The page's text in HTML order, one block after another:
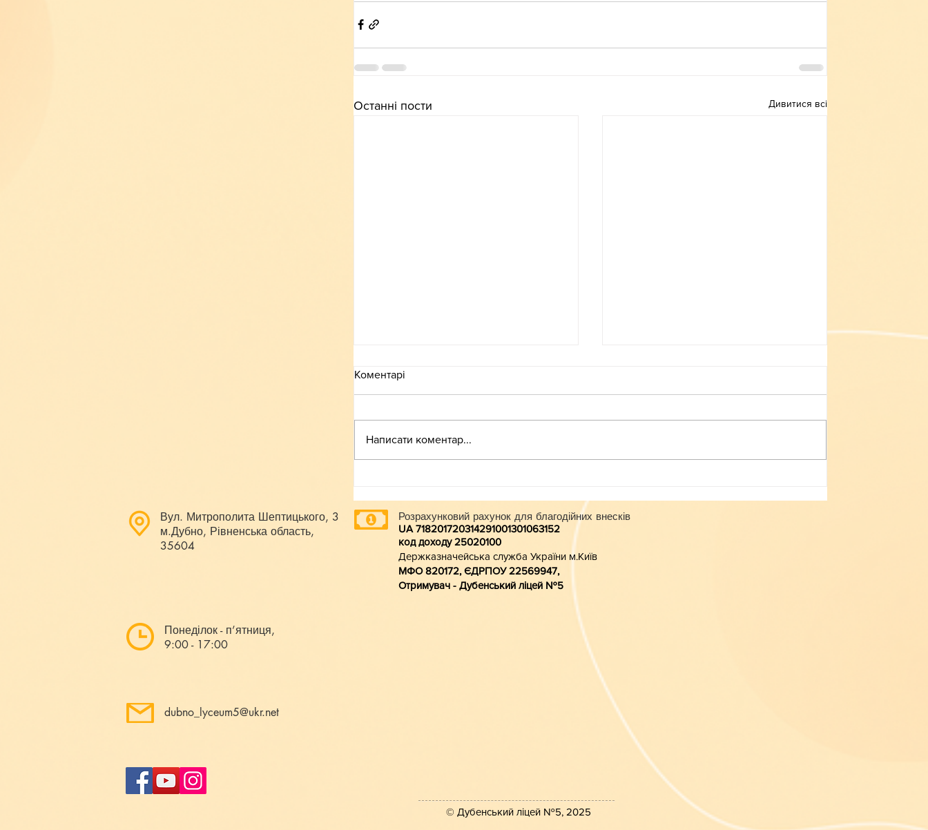
Останні пости Дивитися всі
Небезпека зачепінгу
Коментарі
Написати коментар...
Вул. Митрополита Шептицького, 3
м.Дубно, Рівненська область,
35604
Понеділок - п’ятниця,
9:00 - 17:00
Розрахунковий рахунок для благодійних внесків
UA 718201720314291001301063152
код доходу 25020100
Держказначейська служба України м.Київ
МФО 820172, ЄДРПОУ 22569947,
Отримувач - Дубенський ліцей №5
dubno_lyceum5@ukr.net
© Дубенський ліцей №5, 2025